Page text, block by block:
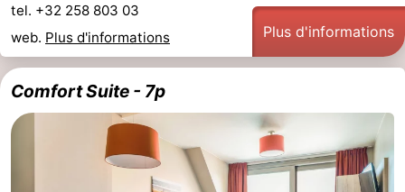
-
Stationnement
-
Tram
Adresses
tel. +32 258 803 03
web. Plus d'informations Plus d'informations
Comfort Suite - 7p